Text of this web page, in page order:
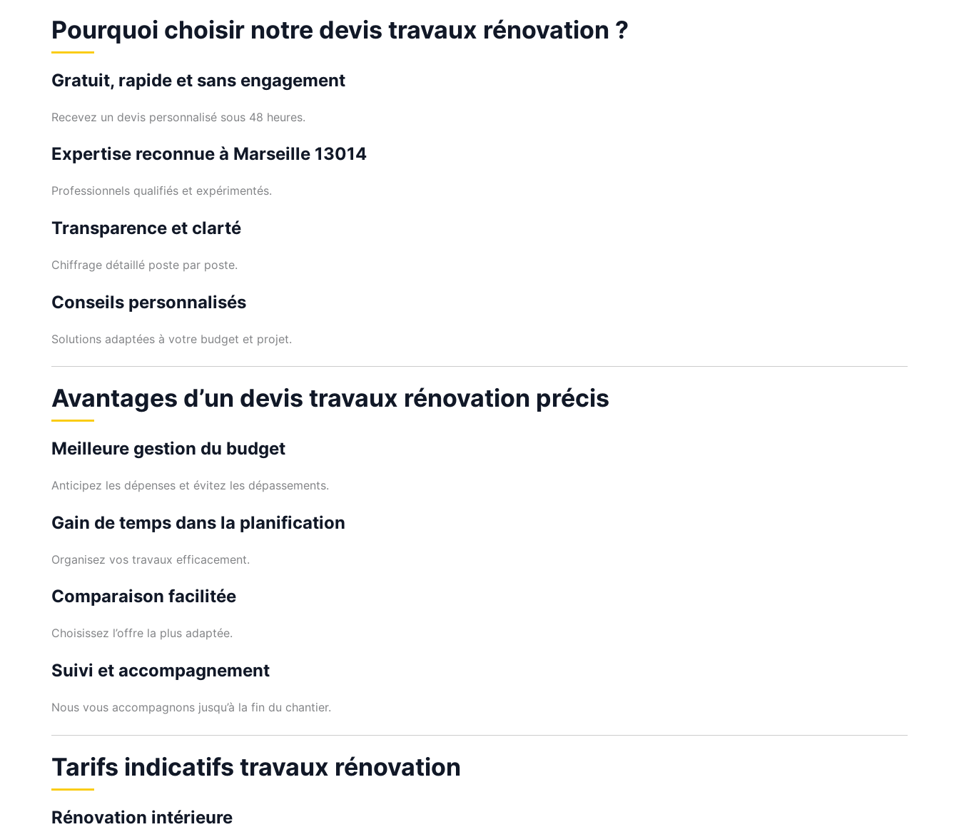
Pourquoi choisir notre devis travaux rénovation ?
Gratuit, rapide et sans engagement
Recevez un devis personnalisé sous 48 heures.
Expertise reconnue à Marseille 13014
Professionnels qualifiés et expérimentés.
Transparence et clarté
Chiffrage détaillé poste par poste.
Conseils personnalisés
Solutions adaptées à votre budget et projet.
Avantages d’un devis travaux rénovation précis
Meilleure gestion du budget
Anticipez les dépenses et évitez les dépassements.
Gain de temps dans la planification
Organisez vos travaux efficacement.
Comparaison facilitée
Choisissez l’offre la plus adaptée.
Suivi et accompagnement
Nous vous accompagnons jusqu’à la fin du chantier.
Tarifs indicatifs travaux rénovation
Rénovation intérieure